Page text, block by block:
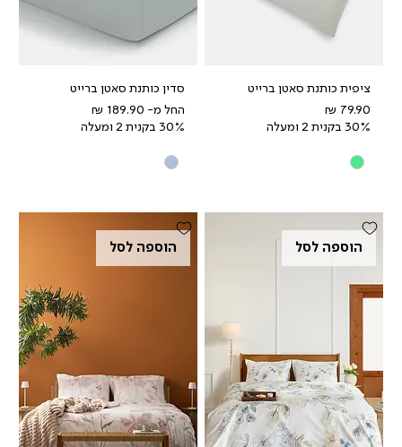
ציפית כותנת סאטן ברייט
מחיר
30% בקנית 2 ומעלה
סדין כותנת סאטן ברייט
החל מ-
מחיר מבצע
30% בקנית 2 ומעלה
הוספה לסל הוספה לסל